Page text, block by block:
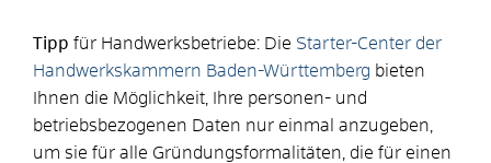
Tipp für Handwerksbetriebe: Die Starter-Center der
Handwerkskammern Baden-Württemberg bieten
Ihnen die Möglichkeit, Ihre personen- und
betriebsbezogenen Daten nur einmal anzugeben,
um sie für alle Gründungsformalitäten, die für einen